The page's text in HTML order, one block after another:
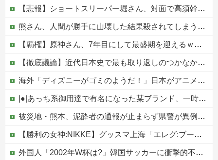
【悲報】ショートスリーパー堀さん、対面で高須幹弥にブチギレるｗｗｗｗ
熊さん、人間が勝手に山壊した結果殺されてしまう…これ半分虐殺だろ
【覇権】原神さん、7年目にして最盛期を迎えるｗｗｗｗｗｗｗｗｗｗ
【徹底議論】近代日本史で最も取り返しのつかなかった失敗って何？他
海外「ディズニーがゴミのようだ！」日本がアニメ化した米人気SF作品に絶賛の声が殺到中
|●|あっち系御用達で有名になった某ブランド、一時は飛ぶ鳥を落とす勢いだったが今期の業績は……
被災地・熊本、泥酔者の通報が止まらず県警が異例のお願い
【勝利の女神:NIKKE】グッスマ上海「エレグ:ブーム・アンド・ショック」フィギュア【予約開始】
外国人「2002年W杯は?」韓国サッカーに衝撃的不祥事！W杯予選でレフリーへの性的接待発覚！海外騒然！【海外の反応】